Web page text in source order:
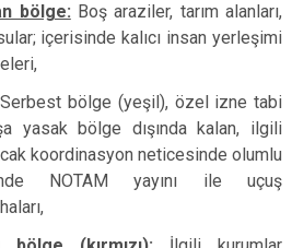
bölge: Boş araziler, tarım alanları,
içerisinde kalıcı insan yerleşimi
Serbest bölge (yeşil), özel izne tabi
yasak bölge dışında kalan, ilgili
koordinasyon neticesinde olumlu
NOTAM yayını ile uçuş